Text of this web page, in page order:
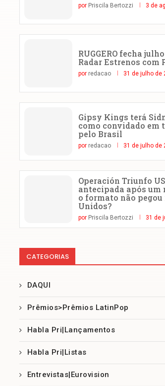
por Priscila Bertozzi 3 de
RUGGERO fecha
Radar Estrenos com
por redacao 31 de julho de
Gipsy Kings terá
como convidado em
pelo Brasil
por redacao 31 de julho de
Operación Triunfo
antecipada após um
o formato não pegou
Unidos?
por Priscila Bertozzi 31 de
CATEGORIAS
DAQUI
Prêmios>Prêmios LatinPop
Habla Pri|Lançamentos
Habla Pri|Listas
Entrevistas|Eurovision